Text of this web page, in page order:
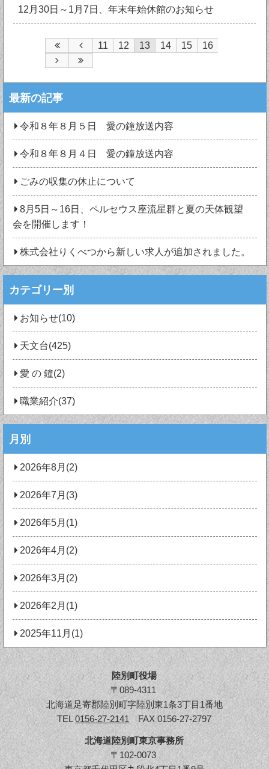
12月30日～1月7日、年末年始休館のお知らせ
11 12 13 14 15 16
最新の記事
令和８年８月５日 愛の鐘放送内容
令和８年８月４日 愛の鐘放送内容
ごみの収集の休止について
8月5日～16日、ペルセウス座流星群と夏の天体観望
会を開催します！
株式会社りくべつから新しい求人が追加されました。
カテゴリー別
お知らせ(10)
天文台(425)
愛 の 鐘(2)
職業紹介(37)
月別
2026年8月(2)
2026年7月(3)
2026年5月(1)
2026年4月(2)
2026年3月(2)
2026年2月(1)
2025年11月(1)
陸別町役場
〒089-4311
北海道足寄郡陸別町字陸別東1条3丁目1番地
TEL0156-27-2141FAX 0156-27-2797
北海道陸別町東京事務所
〒102-0073